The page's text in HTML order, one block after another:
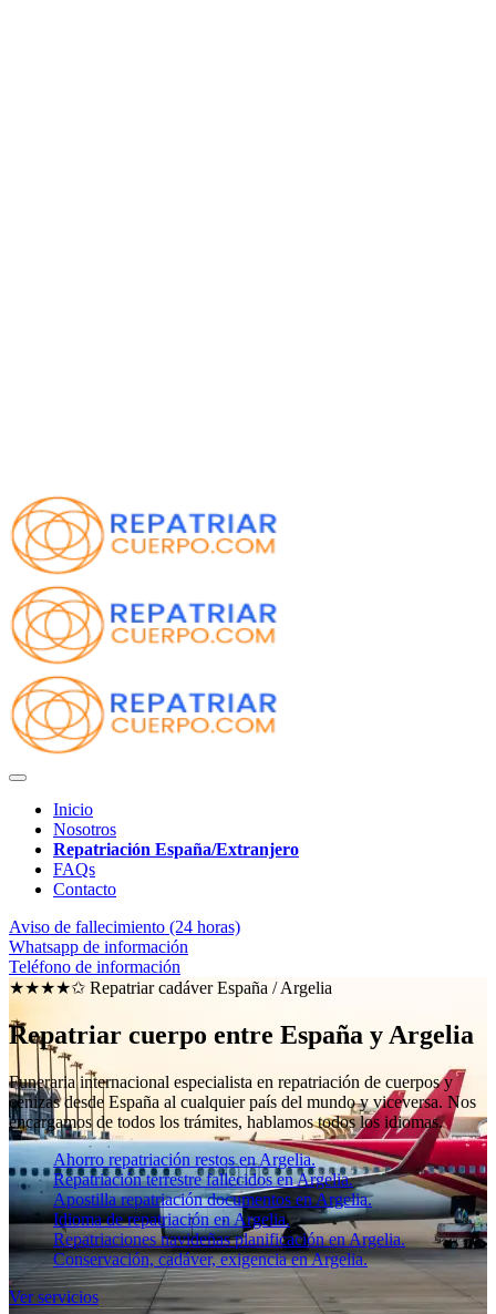
Inicio
Nosotros
Repatriación España/Extranjero
FAQs
Contacto
Aviso de fallecimiento (24 horas)
Whatsapp de información
Teléfono de información
★★★★✩ Repatriar cadáver España /Argelia
Repatriar cuerpo entre España y Argelia
Funeraria internacional especialista en repatriación de cuerpos y
cenizas desde España al cualquier país del mundo y viceversa. Nos
encargamos de todos los trámites, hablamos todos los idiomas.
Ahorro repatriación restos en Argelia.
Repatriación terrestre fallecidos en Argelia.
Apostilla repatriación documentos en Argelia.
Idioma de repatriación en Argelia.
Repatriaciones navideñas planificación en Argelia.
Conservación, cadáver, exigencia en Argelia.
Ver servicios